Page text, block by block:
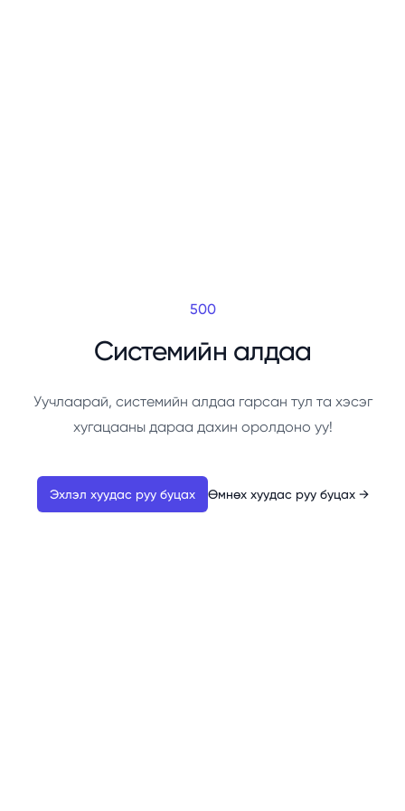
500
Системийн алдаа
Уучлаарай, системийн алдаа гарсан тул та хэсэг
хугацааны дараа дахин оролдоно уу!
Эхлэл хуудас руу буцах Өмнөх хуудас руу буцах →